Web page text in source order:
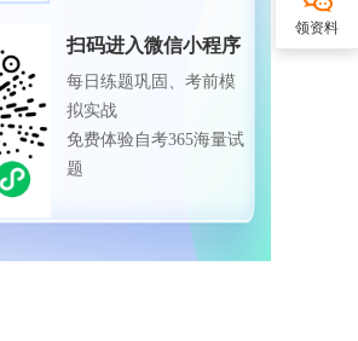
扫码进入微信小程序
每日练题巩固、考前模
拟实战
免费体验自考365海量试
题
领资料